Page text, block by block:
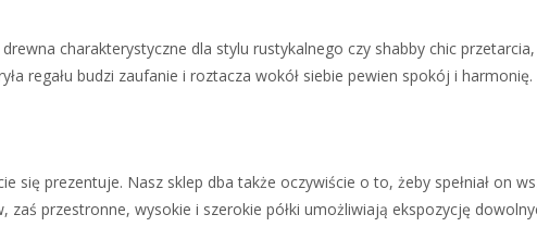
charakterystyczne dla stylu rustykalnego czy shabby chic
regału budzi zaufanie i roztacza wokół siebie pewien spokój i harmonię.
się prezentuje. Nasz sklep dba także oczywiście o to, żeby spełniał on
zaś przestronne, wysokie i szerokie półki umożliwiają ekspozycję